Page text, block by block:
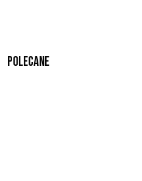
Polecane